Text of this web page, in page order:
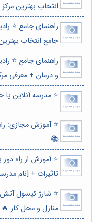
انتخاب بهترین
راهنمای جامع ⭐️
جامع انتخاب
راهنمای جامع ⭐️
و درمان + معرفی
⭐️ مدرسه آنلاین
⭐️ آموزش مجازی:
📚
⭐️ آموزش از راه
تاثیرات + [نام
⭐️ شارژ کپسول
منازل و محل کار 🔥